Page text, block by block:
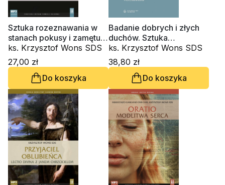
Sztuka rozeznawania w
stanach pokusy i zamętu
(CD-audiobook)
ks. Krzysztof Wons SDS
27,00 zł
Do koszyka
Badanie dobrych i złych
duchów. Sztuka
rozeznawania
ks. Krzysztof Wons SDS
38,80 zł
Do koszyka